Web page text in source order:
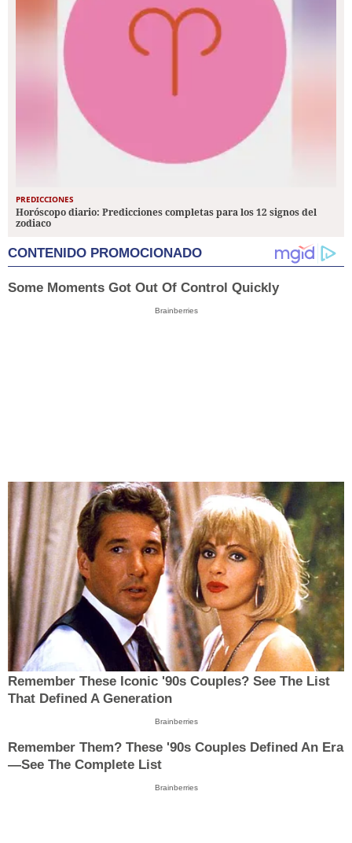
PREDICCIONES
Horóscopo diario: Predicciones completas para los 12 signos del
zodiaco
CONTENIDO PROMOCIONADO
Some Moments Got Out Of Control Quickly
Brainberries
Remember These Iconic '90s Couples? See The List
That Defined A Generation
Brainberries
Remember Them? These '90s Couples Defined An Era
—See The Complete List
Brainberries